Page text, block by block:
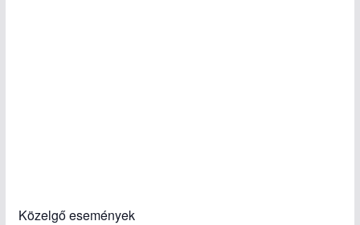
Közelgő események